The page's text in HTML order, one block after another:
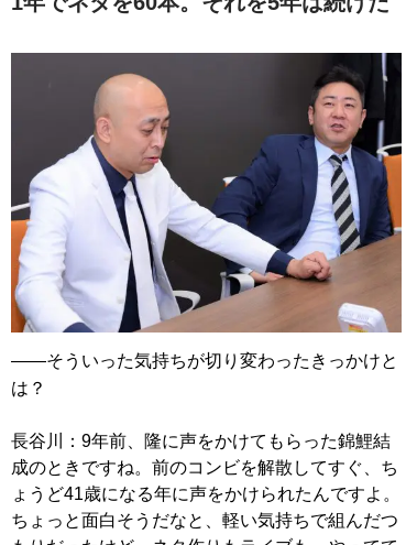
――そういった気持ちが切り変わったきっかけと
は？
長谷川：9年前、隆に声をかけてもらった錦鯉結
成のときですね。前のコンビを解散してすぐ、ち
ょうど41歳になる年に声をかけられたんですよ。
ちょっと面白そうだなと、軽い気持ちで組んだつ